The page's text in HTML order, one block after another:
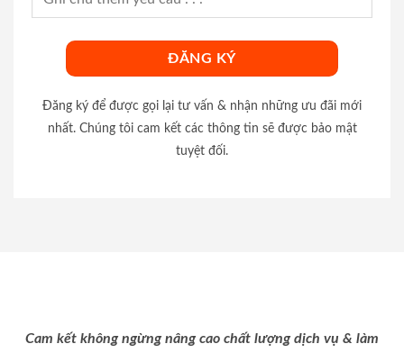
Đăng ký để được gọi lại tư vấn & nhận những ưu đãi mới
nhất. Chúng tôi cam kết các thông tin sẽ được bảo mật
tuyệt đối.
Cam kết không ngừng nâng cao chất lượng dịch vụ & làm